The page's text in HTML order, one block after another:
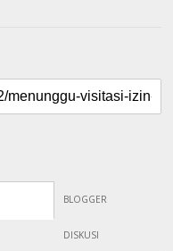
BLOGGER
DISKUSI